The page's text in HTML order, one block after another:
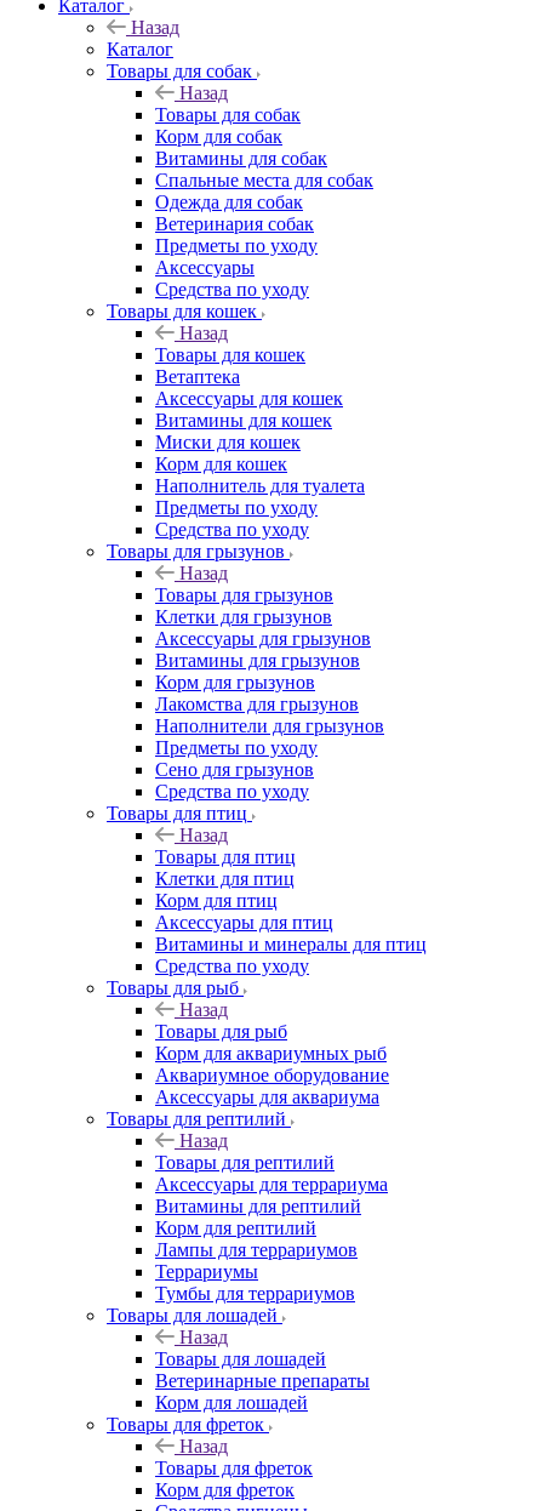
Каталог
Назад
Каталог
Товары для собак
Назад
Товары для собак
Корм для собак
Витамины для собак
Спальные места для собак
Одежда для собак
Ветеринария собак
Предметы по уходу
Аксессуары
Средства по уходу
Товары для кошек
Назад
Товары для кошек
Ветаптека
Аксессуары для кошек
Витамины для кошек
Миски для кошек
Корм для кошек
Наполнитель для туалета
Предметы по уходу
Средства по уходу
Товары для грызунов
Назад
Товары для грызунов
Клетки для грызунов
Аксессуары для грызунов
Витамины для грызунов
Корм для грызунов
Лакомства для грызунов
Наполнители для грызунов
Предметы по уходу
Сено для грызунов
Средства по уходу
Товары для птиц
Назад
Товары для птиц
Клетки для птиц
Корм для птиц
Аксессуары для птиц
Витамины и минералы для птиц
Средства по уходу
Товары для рыб
Назад
Товары для рыб
Корм для аквариумных рыб
Аквариумное оборудование
Аксессуары для аквариума
Товары для рептилий
Назад
Товары для рептилий
Аксессуары для террариума
Витамины для рептилий
Корм для рептилий
Лампы для террариумов
Террариумы
Тумбы для террариумов
Товары для лошадей
Назад
Товары для лошадей
Ветеринарные препараты
Корм для лошадей
Товары для фреток
Назад
Товары для фреток
Корм для фреток